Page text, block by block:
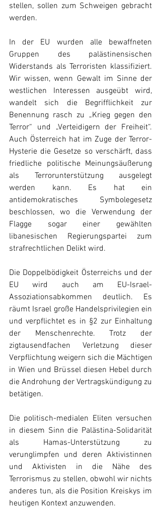
stellen, sollen zum Schweigen gebracht
werden.
In der EU wurden alle bewaffneten
Gruppen des palästinensischen
Widerstands als Terroristen klassifiziert.
Wir wissen, wenn Gewalt im Sinne der
westlichen Interessen ausgeübt wird,
wandelt sich die Begrifflichkeit zur
Benennung rasch zu „Krieg gegen den
Terror“ und „Verteidigern der Freiheit“.
Auch Österreich hat im Zuge der Terror-
Hysterie die Gesetze so verschärft, dass
friedliche politische Meinungsäußerung
als Terrorunterstützung ausgelegt
werden kann. Es hat ein
antidemokratisches Symbolegesetz
beschlossen, wo die Verwendung der
Flagge sogar einer gewählten
libanesischen Regierungspartei zum
strafrechtlichen Delikt wird.
Die Doppelbödigkeit Österreichs und der
EU wird auch am EU-Israel-
Assoziationsabkommen deutlich. Es
räumt Israel große Handelsprivilegien ein
und verpflichtet es in §2 zur Einhaltung
der Menschenrechte. Trotz der
zigtausendfachen Verletzung dieser
Verpflichtung weigern sich die Mächtigen
in Wien und Brüssel diesen Hebel durch
die Androhung der Vertragskündigung zu
betätigen.
Die politisch-medialen Eliten versuchen
in diesem Sinn die Palästina-Solidarität
als Hamas-Unterstützung zu
verunglimpfen und deren Aktivistinnen
und Aktivisten in die Nähe des
Terrorismus zu stellen, obwohl wir nichts
anderes tun, als die Position Kreiskys im
heutigen Kontext anzuwenden.